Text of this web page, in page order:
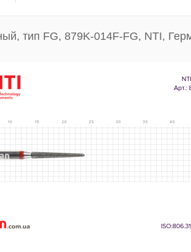
тип FG, 879K-014F-FG, NTI,